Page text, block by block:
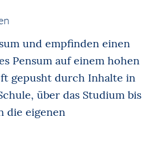
und empfinden einen
Pensum auf einem hohen
gepusht durch Inhalte in
über das Studium bis
die eigenen